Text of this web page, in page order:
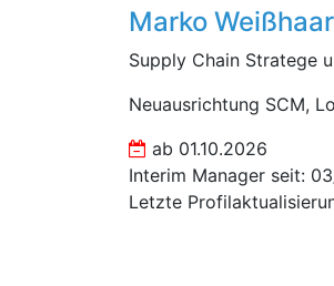
Marko Weißhaar
Supply Chain Stratege
Neuausrichtung SCM,
ab 01.10.2026
Interim Manager seit:
Letzte